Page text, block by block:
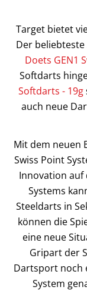
Target bietet
Der
Doets GEN1
Softdarts
Softdarts - 19g
auch neue
Mit dem neuen
Swiss Point
Innovation auf
Systems
Steeldarts in
können die
eine neue
Gripart der
Dartsport noch
System